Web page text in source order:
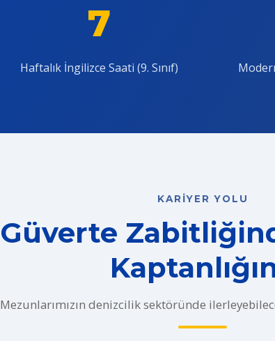
7
Haftalık İngilizce Saati (9. Sınıf)
KARIYER YOLU
Güverte
Mezunlarımızın denizcilik sektöründe